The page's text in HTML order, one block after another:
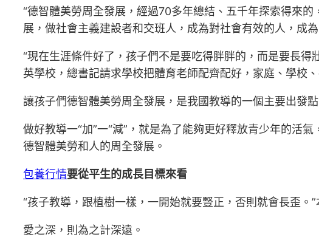
“德智體美勞周全發展，經過70多年總結、五千年探索得來
展，做社會主義建設者和交班人，成為對社會有效的人，成為
“現在生涯條件好了，孩子們不是要吃得胖胖的，而是要長得
英學校，總書記請求學校把體育老師配齊配好，家庭、學校
讓孩子們德智體美勞周全發展，是我國教導的一個主要出發點
做好教導一“加”一“減”，就是為了能夠更好釋放青少年的活
德智體美勞和人的周全發展。
包養行情要從平生的成長目標來看
“孩子教導，跟植樹一樣，一開始就要豎正，否則就會長歪
愛之深，則為之計深遠。